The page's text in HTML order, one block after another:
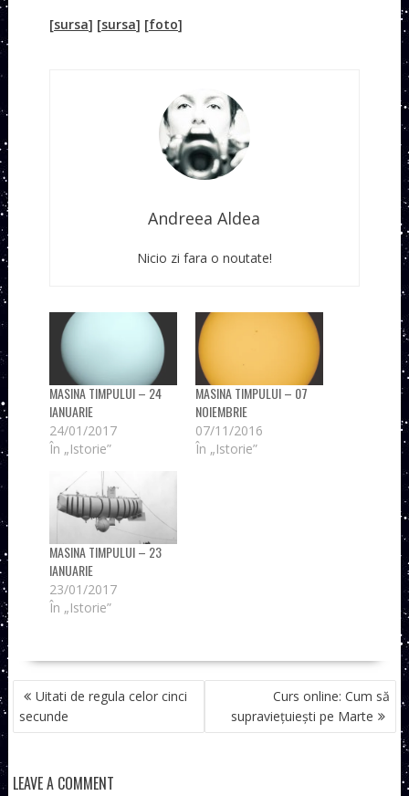
[sursa] [sursa] [foto]
Andreea Aldea
Nicio zi fara o noutate!
MASINA TIMPULUI – 24
IANUARIE
24/01/2017
În „Istorie”
MASINA TIMPULUI – 07
NOIEMBRIE
07/11/2016
În „Istorie”
MASINA TIMPULUI – 23
IANUARIE
23/01/2017
În „Istorie”
NAVIGARE
ÎN
ARTICOLE
Uitati de regula celor cinci
secunde
Curs online: Cum să
supraviețuiești pe Marte
LEAVE A COMMENT